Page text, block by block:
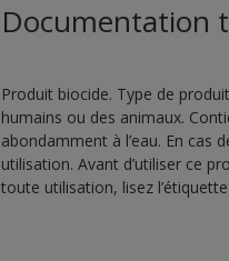
Documentation
Produit biocide. Type de
humains ou des animaux.
abondamment à l’eau. En cas
utilisation. Avant d’utiliser ce
toute utilisation, lisez